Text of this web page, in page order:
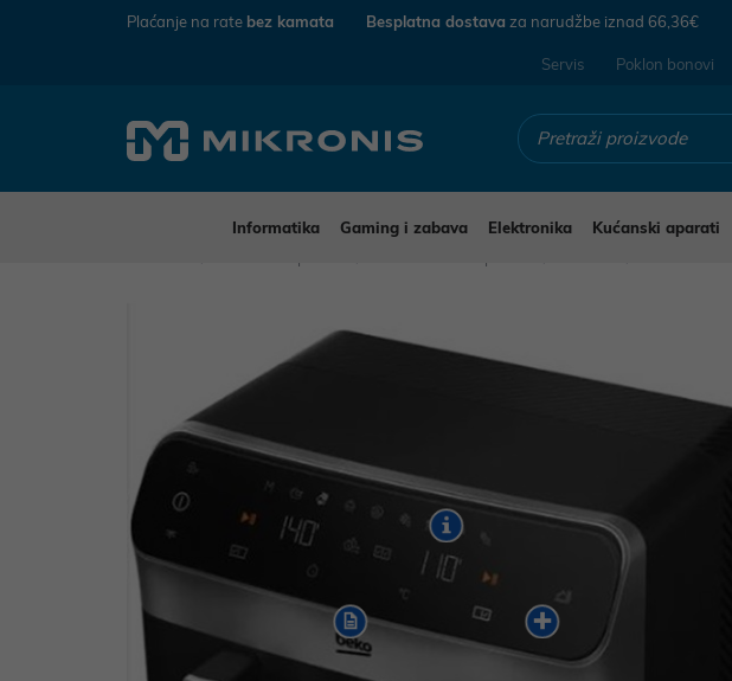
Plaćanje na rate bez kamata Besplatna dostava za narudžbe iznad 66,36€
Servis Poklon bonovi
Informatika Gaming i zabava Elektronika Kućanski aparati